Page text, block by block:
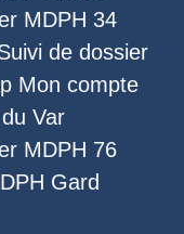
MDPH 34
de dossier
Mon compte
Var
MDPH 76
Gard